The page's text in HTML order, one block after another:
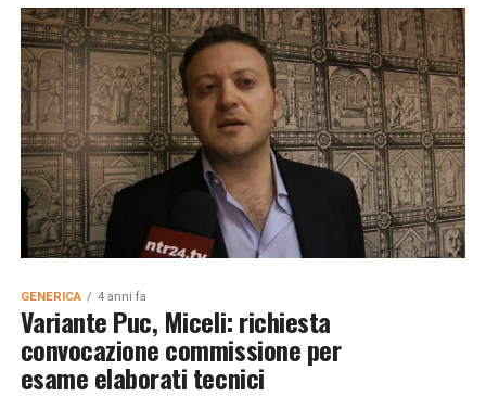
GENERICA 4 anni fa
Variante Puc, Miceli: richiesta
convocazione commissione per
esame elaborati tecnici